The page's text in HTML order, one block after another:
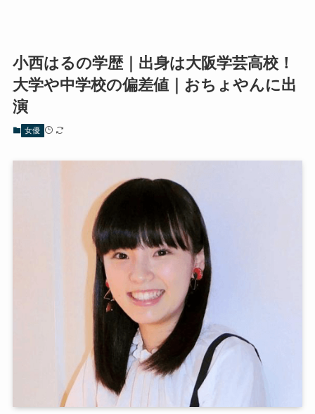
小西はるの学歴｜出身は大阪学芸高校！
大学や中学校の偏差値｜おちょやんに出
演
女優